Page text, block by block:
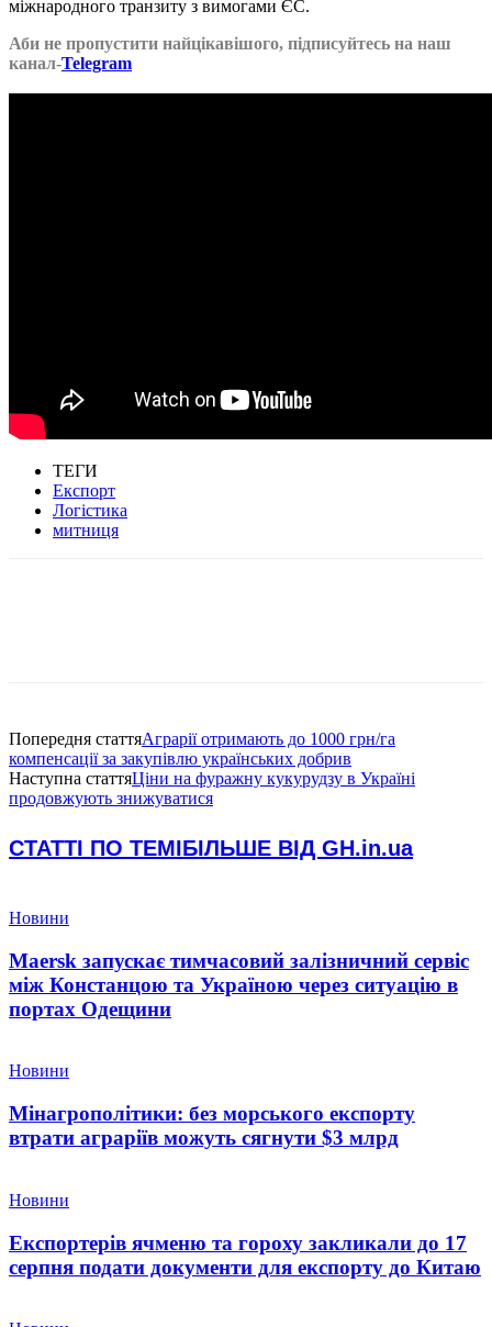
міжнародного транзиту з вимогами ЄС.
Аби не пропустити найцікавішого, підписуйтесь на наш
канал-Telegram
ТЕГИ
Експорт
Логістика
митниця
Попередня статтяАграрії отримають до 1000 грн/га
компенсації за закупівлю українських добрив
Наступна статтяЦіни на фуражну кукурудзу в Україні
продовжують знижуватися
СТАТТІ ПО ТЕМІБІЛЬШЕ ВІД GH.in.ua
Новини
Maersk запускає тимчасовий залізничний сервіс
між Констанцою та Україною через ситуацію в
портах Одещини
Новини
Мінагрополітики: без морського експорту
втрати аграріїв можуть сягнути $3 млрд
Новини
Експортерів ячменю та гороху закликали до 17
серпня подати документи для експорту до Китаю